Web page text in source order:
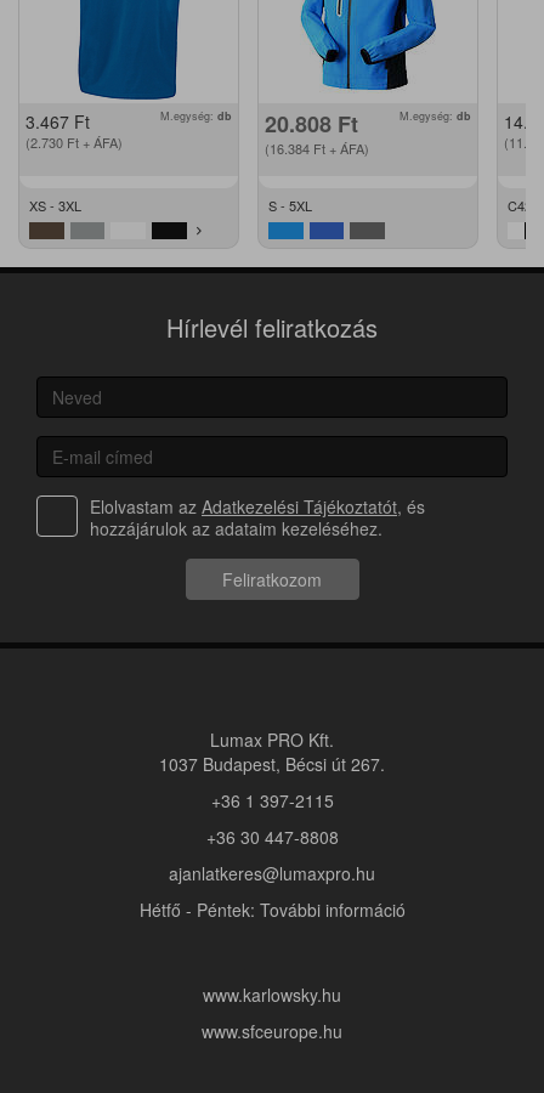
3.467 Ft
(2.730 Ft + ÁFA)
M.egység: db
XS - 3XL
20.808 Ft
(16.384 Ft + ÁFA)
M.egység: db
S - 5XL C42 -
Hírlevél feliratkozás
Elolvastam az Adatkezelési Tájékoztatót, és
hozzájárulok az adataim kezeléséhez.
Feliratkozom
Lumax PRO Kft.
1037 Budapest, Bécsi út 267.
+36 1 397-2115
+36 30 447-8808
ajanlatkeres@lumaxpro.hu
Hétfő - Péntek: További információ
www.karlowsky.hu
www.sfceurope.hu